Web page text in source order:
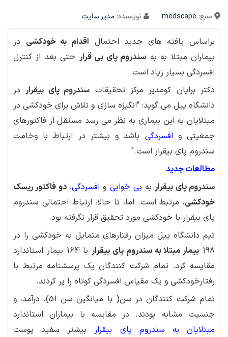
منبع: medscape نویسنده: مدیر سایت
براساس یافته های جدید احتمال اقدام به خودکشی در
بیماران مبتلا به به سندروم پای بی قرار حتی بعد از کنترل
افسردگی بسیار زیاد است.
دکتر برایان کومدیر مرکز تحقیقات سندروم پای بیقراردر
دانشگاه ییل می گوید: "انگیزه سازی و تلاش برای خودکشی در
مبتلایان به این بیماری به نظر می رسد مستقل از فاکتورهای
جمعیتی و افسردگی باشد و بیشتر در ارتباط با وخامت
سندروم پای بیقرار است."
مطالعات جدید
سندروم پای بیقراربه بی خوابی و افسردگی،دو فاکتور ریسک
خودکشی، مرتبط است. اما، تا حالا، ارتباط احتمالی سندروم
پای بیقرار با خودکشی مورد تحقیق قرار نگرفته بود.
تیم دانشگاه ییل میزان رفتارهای متمایل به خودکشی را در
198 بیمار مبتلا به سندروم پای بیقرار
با 164 بیمار استاندارد
مقایسه کرد. تمام شرکت کنندگان یک پرسشنامه مرتبط با
رفتارخودکشی و یک مقیاس افسردگی کوتاه را پر کردند.
تمام شرکت کنندگان در سن( با میانگین سن 51)، درآمد، و
جنسیت مشابه بودند. در مقایسه با بیماران استاندارد
مبتلایان به سندروم پای بیقرار بیشتر سفید پوست